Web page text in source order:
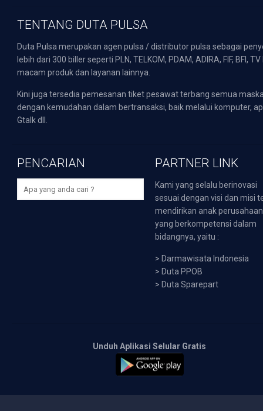
TENTANG DUTA PULSA
Duta Pulsa merupakan agen pulsa / distributor pulsa sebagai
lebih dari 300 biller seperti PLN, TELKOM, PDAM, ADIRA, FIF,
macam produk dan layanan lainnya.
Kini juga tersedia pemesanan tiket pesawat terbang semua
dengan kemudahan dalam bertransaksi, baik melalui komputer,
Gtalk dll.
PENCARIAN PARTNER LINK
Kami yang selalu berinovasi
sesuai dengan visi dan misi
mendirikan anak perusahaan
yang berkompetensi dalam
bidangnya, yaitu :
> Darmawisata Indonesia
> Duta PPOB
> Duta Sparepart
Unduh Aplikasi Selular Gratis